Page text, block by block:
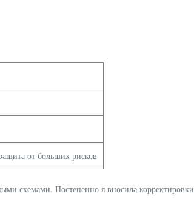
от больших рисков
схемами. Постепенно я вносила